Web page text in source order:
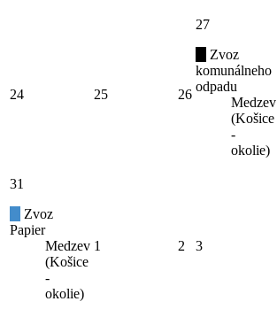
24 25 26
27
Zvoz
komunálneho
odpadu
Medzev
(Košice
-
okolie)
31
Zvoz
Papier
Medzev
(Košice
-
okolie)
1 2 3